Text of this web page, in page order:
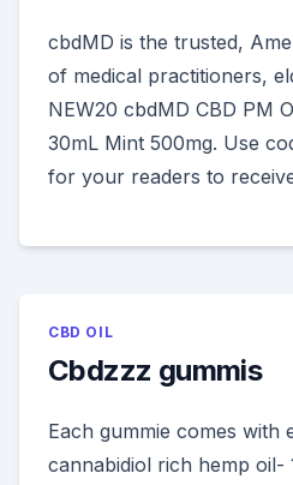
cbdMD is the trusted,
of medical practitioners,
NEW20 cbdMD CBD PM
30mL Mint 500mg. Use
for your readers to
CBD OIL
Cbdzzz gummis
Each gummie comes with
cannabidiol rich hemp oil-